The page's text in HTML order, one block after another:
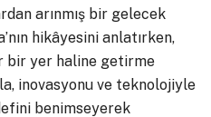
arınmış bir gelecek
hikâyesini anlatırken,
bir yer haline getirme
inovasyonu ve teknolojiyle
benimseyerek